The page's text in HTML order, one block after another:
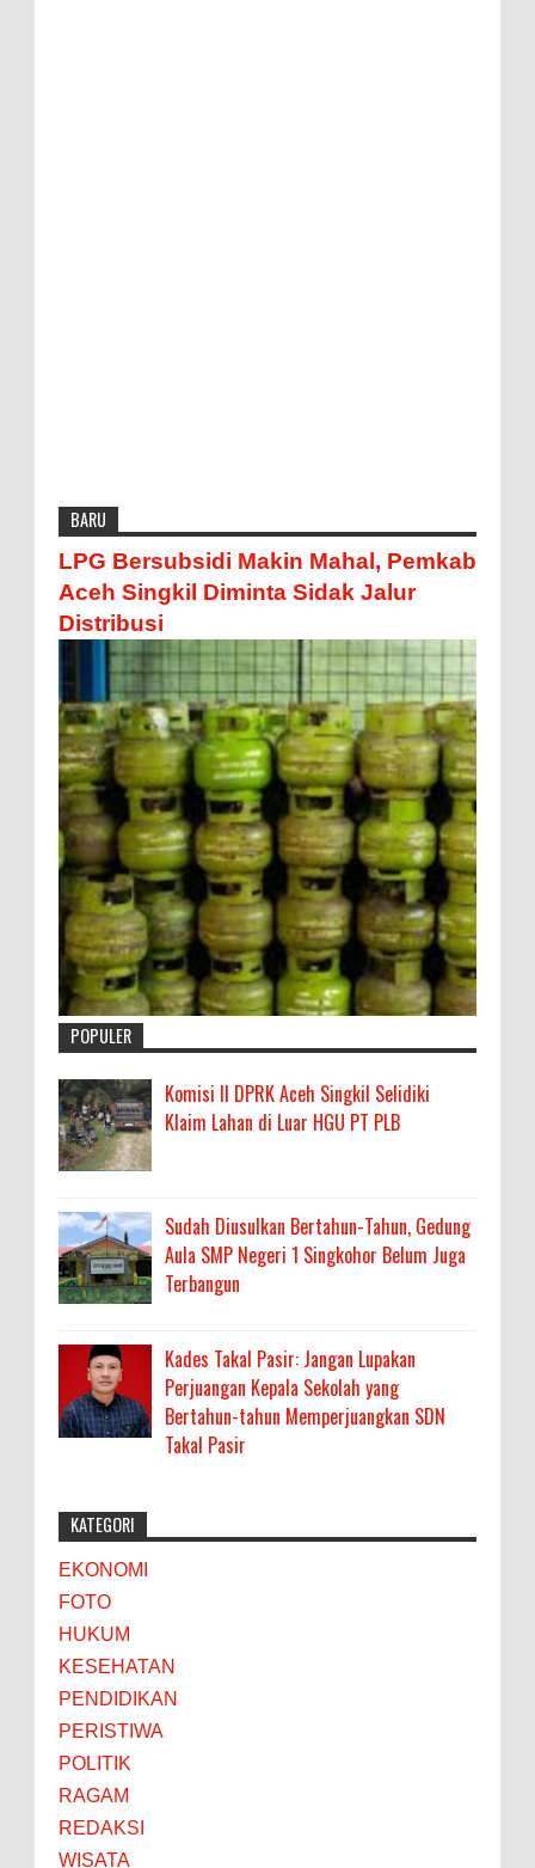
BARU
LPG Bersubsidi Makin Mahal, Pemkab
Aceh Singkil Diminta Sidak Jalur
Distribusi
POPULER
Komisi II DPRK Aceh Singkil Selidiki
Klaim Lahan di Luar HGU PT PLB
Sudah Diusulkan Bertahun-Tahun, Gedung
Aula SMP Negeri 1 Singkohor Belum Juga
Terbangun
Kades Takal Pasir: Jangan Lupakan
Perjuangan Kepala Sekolah yang
Bertahun-tahun Memperjuangkan SDN
Takal Pasir
KATEGORI
EKONOMI
FOTO
HUKUM
KESEHATAN
PENDIDIKAN
PERISTIWA
POLITIK
RAGAM
REDAKSI
WISATA